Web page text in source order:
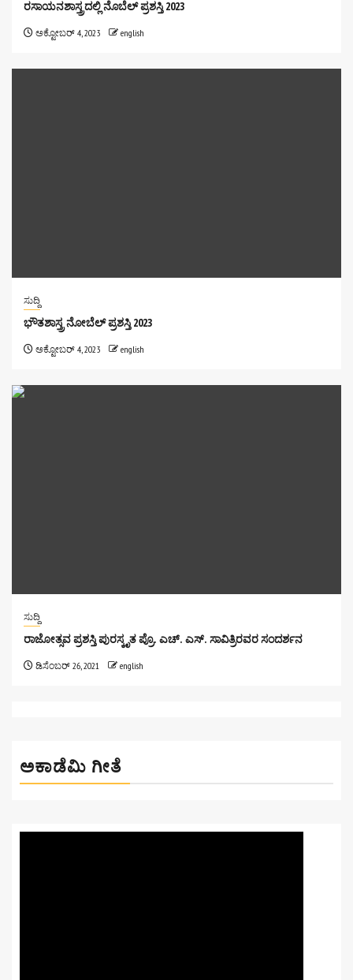
ರಸಾಯನಶಾಸ್ತ್ರದಲ್ಲಿ ನೊಬೆಲ್ ಪ್ರಶಸ್ತಿ 2023
ಅಕ್ಟೋಬರ್ 4, 2023 english
ಸುದ್ದಿ
ಭೌತಶಾಸ್ತ್ರ ನೋಬೆಲ್ ಪ್ರಶಸ್ತಿ 2023
ಅಕ್ಟೋಬರ್ 4, 2023 english
ಸುದ್ದಿ
ರಾಜೋತ್ಸವ ಪ್ರಶಸ್ತಿ ಪುರಸ್ಕೃತ ಪ್ರೊ. ಎಚ್. ಎಸ್. ಸಾವಿತ್ರಿರವರ ಸಂದರ್ಶನ
ಡಿಸೆಂಬರ್ 26, 2021 english
ಅಕಾಡೆಮಿ ಗೀತೆ